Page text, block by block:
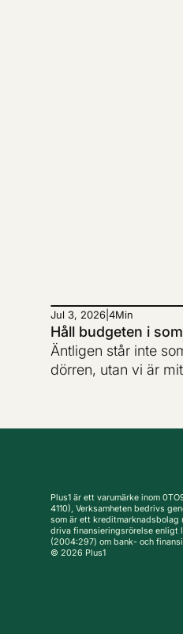
Jul 3, 2026 4Min
Håll budgeten i
Äntligen står inte
dörren, utan vi är
och med hur mörkt
Plus1 är ett varumärke inom
4110), Verksamheten bedrivs
som är ett
driva finansieringsrörelse enligt
(2004:297) om bank- och
© 2026 Plus1